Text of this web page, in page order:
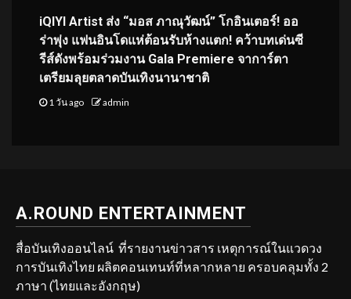
iQIYI Artist ส่ง “มอส ภาณุวัฒน์” โกอินเตอร์! ออ
ร่าพุ่ง แฟนอินโดแห่ต้อนรับห้างแตก! คว้าบทเด่นซี
รีส์ดังพร้อมร่วมงาน Gala Premiere จาการ์ตา
เตรียมลุยตลาดบันเทิงนานาชาติ
1 วัน ago admin
A.ROUND ENTERTAINMENT
สื่อบันเทิงออนไลน์ ที่รายงานข่าวสาร เหตุการณ์ในแวดวง
การบันเทิงไทย ผลิตคอนเทนท์ที่หลากหลาย ครอบคลุมทั้ง 2
ภาษา (ไทยและอังกฤษ)